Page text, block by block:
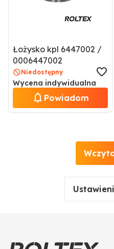
Łożysko kpl 6447002 /
0006447002
Niedostępny
Wycena indywidualna
Powiadom